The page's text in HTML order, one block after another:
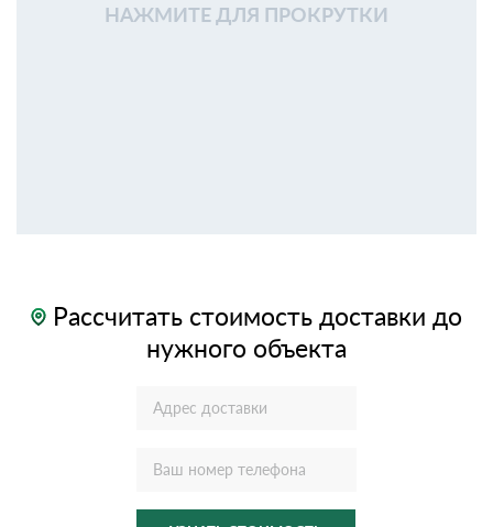
НАЖМИТЕ ДЛЯ ПРОКРУТКИ
Рассчитать стоимость доставки до
нужного объекта